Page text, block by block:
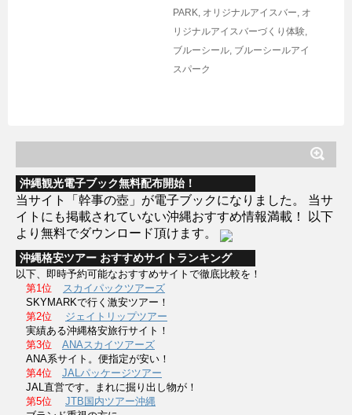
PARK, オリジナルアイスバー, オ
リジナルアイスバーづくり体験,
ブルーシール, ブルーシールアイ
スパーク
沖縄観光電子ブック無料配布開始！
当サイト「幹事の壺」が電子ブックになりました。 当サ
イトにも掲載されていない沖縄おすすめ情報満載！ 以下
より無料でダウンロード頂けます。
沖縄格安ツアー おすすめサイトランキング
以下、即時予約可能なおすすめサイトで徹底比較を！
第1位
スカイパックツアーズ
SKYMARKで行く激安ツアー！
第2位
ジェイトリップツアー
実績ある沖縄格安旅行サイト！
第3位
ANAスカイツアーズ
ANA系サイト。便指定が安い！
第4位
JALパッケージツアー
JAL直営です。まれに掘り出し物が！
第5位
JTB国内ツアー沖縄